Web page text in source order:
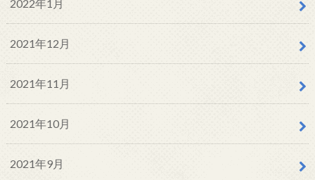
2022年1月
2021年12月
2021年11月
2021年10月
2021年9月